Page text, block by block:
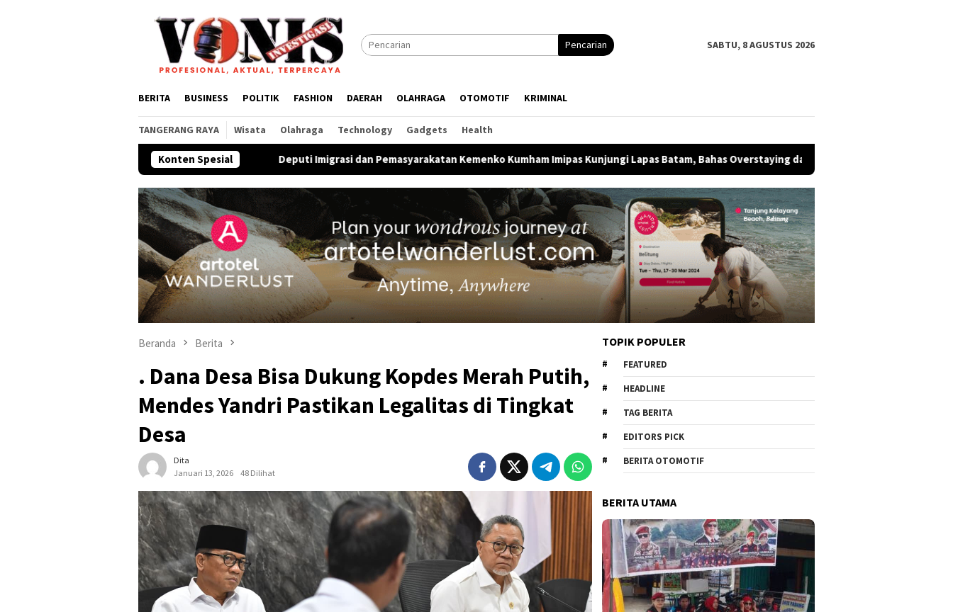
Pencarian SABTU, 8 AGUSTUS 2026
BERITA BUSINESS POLITIK FASHION DAERAH OLAHRAGA OTOMOTIF KRIMINAL
TANGERANG RAYA Wisata Olahraga Technology Gadgets Health
Konten Spesial
Deputi Imigrasi dan Pemasyarakatan Kemenko Kumham Imipas Kunjungi Lapas Batam, Bahas Overstaying dan KUHP Baru
Beranda Berita
. Dana Desa Bisa Dukung Kopdes Merah Putih,
Mendes Yandri Pastikan Legalitas di Tingkat
Desa
Dita
Januari 13, 2026
48 Dilihat
TOPIK POPULER
FEATURED
HEADLINE
TAG BERITA
EDITORS PICK
BERITA OTOMOTIF
BERITA UTAMA